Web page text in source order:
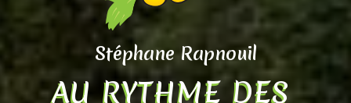
Stéphane Rapnouil
AU RYTHME DES